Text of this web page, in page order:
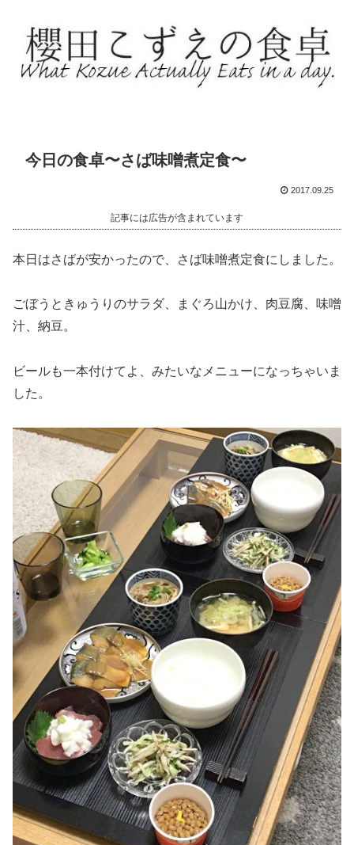
今日の食卓〜さば味噌煮定食〜
2017.09.25
記事には広告が含まれています
本日はさばが安かったので、さば味噌煮定食にしました。
ごぼうときゅうりのサラダ、まぐろ山かけ、肉豆腐、味噌
汁、納豆。
ビールも一本付けてよ、みたいなメニューになっちゃいま
した。